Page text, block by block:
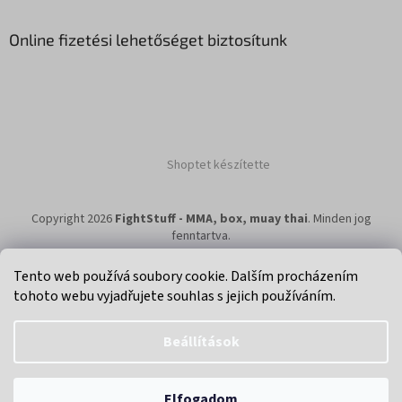
Tento web používá soubory cookie. Dalším procházením
tohoto webu vyjadřujete souhlas s jejich používáním.
Beállítások
Online fizetési lehetőséget biztosítunk
Shoptet készítette
Copyright 2026 FightStuff - MMA, box, muay thai. Minden jog
fenntartva.
Klikni na super eshop pro cyklisty a bikery.